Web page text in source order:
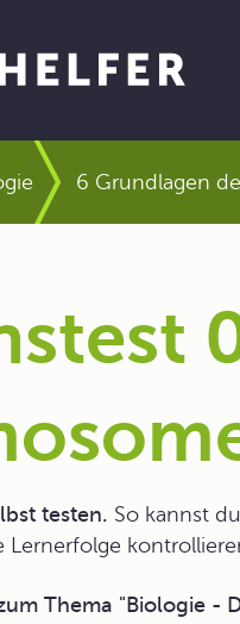
6 Grundlagen
testen. So kannst
Thema "Biologie -